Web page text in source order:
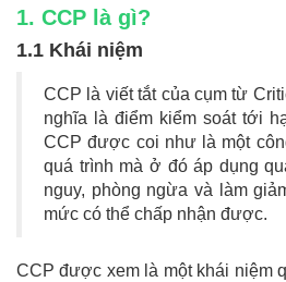
1. CCP là gì?
1.1 Khái niệm
CCP là viết tắt của cụm từ
nghĩa là điểm kiểm soát tới
CCP được coi như là một
quá trình mà ở đó áp dụng
nguy, phòng ngừa và làm
mức có thể chấp nhận được.
CCP được xem là một khái niệm